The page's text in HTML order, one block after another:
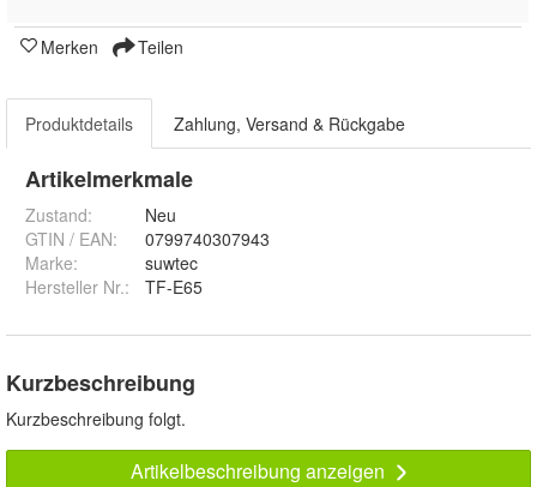
Merken Teilen
Produktdetails Zahlung, Versand & Rückgabe
Artikelmerkmale
Zustand:
Neu
GTIN / EAN:
0799740307943
Marke:
suwtec
Hersteller Nr.:
TF-E65
Kurzbeschreibung
Kurzbeschreibung folgt.
Artikelbeschreibung anzeigen